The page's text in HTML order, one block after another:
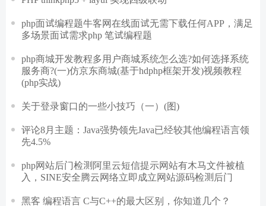
php面试编程题牛客网在线面试无需下载任何APP，满足
多场景面试需求php 笔试编程题
php商城开发教程多用户商城系统怎么选?如何选择系统
服务商?(一)仿京东商城(基于hdphp框架开发)视频教程
(php实战)
关于登录窗口的一些小技巧（一）(图)
评论8月主题：Java强势领先Java已经较其他编程语言领
先4.5%
php网站后门检测阿里云短信提示网站有木马文件被植
入，SINE安全腾云网络立即成立网站源码检测后门
黑客 编程语言 C与C++的最大区别，你知道几个？